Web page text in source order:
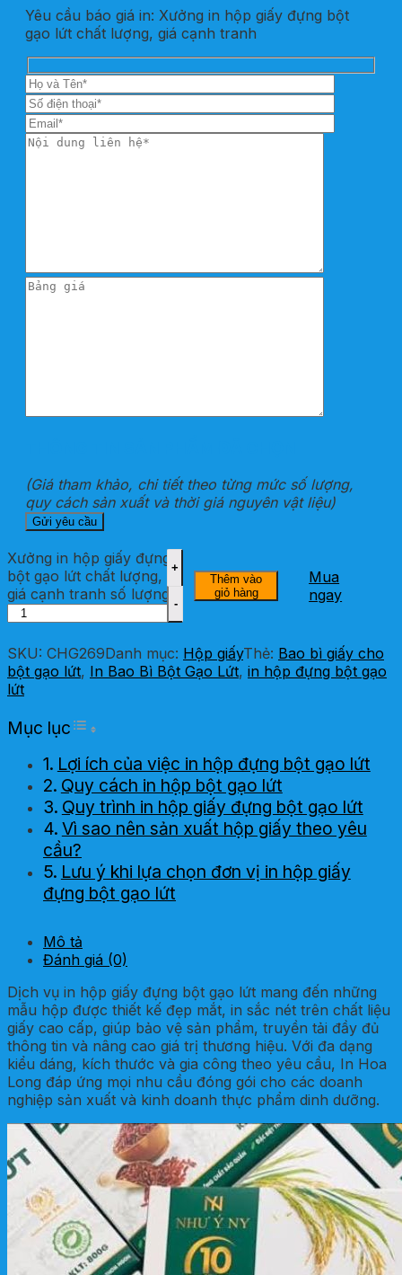
Yêu cầu báo giá in: Xưởng in hộp giấy đựng bột
gạo lứt chất lượng, giá cạnh tranh
(Giá tham khảo, chi tiết theo từng mức số lượng,
quy cách sản xuất và thời giá nguyên vật liệu)
Xưởng in hộp giấy đựng
bột gạo lứt chất lượng,
giá cạnh tranh số lượng
Thêm vào
giỏ hàng
Mua
ngay
SKU: CHG269Danh mục: Hộp giấyThẻ: Bao bì giấy cho
bột gạo lứt, In Bao Bì Bột Gạo Lứt, in hộp đựng bột gạo
lứt
Mục lục Toggle Table of Content
Lợi ích của việc in hộp đựng bột gạo lứt
Quy cách in hộp bột gạo lứt
Quy trình in hộp giấy đựng bột gạo lứt
Vì sao nên sản xuất hộp giấy theo yêu
cầu?
Lưu ý khi lựa chọn đơn vị in hộp giấy
đựng bột gạo lứt
Mô tả
Đánh giá (0)
Dịch vụ in hộp giấy đựng bột gạo lứt mang đến những
mẫu hộp được thiết kế đẹp mắt, in sắc nét trên chất liệu
giấy cao cấp, giúp bảo vệ sản phẩm, truyền tải đầy đủ
thông tin và nâng cao giá trị thương hiệu. Với đa dạng
kiểu dáng, kích thước và gia công theo yêu cầu, In Hoa
Long đáp ứng mọi nhu cầu đóng gói cho các doanh
nghiệp sản xuất và kinh doanh thực phẩm dinh dưỡng.